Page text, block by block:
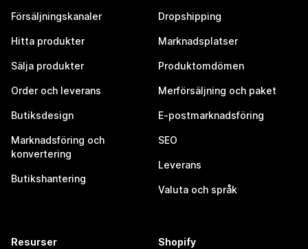
Försäljningskanaler
Hitta produkter
Sälja produkter
Order och leverans
Butiksdesign
Marknadsföring och
konvertering
Butikshantering
Dropshipping
Marknadsplatser
Produktomdömen
Merförsäljning och paket
E-postmarknadsföring
SEO
Leverans
Valuta och språk
Resurser Shopify